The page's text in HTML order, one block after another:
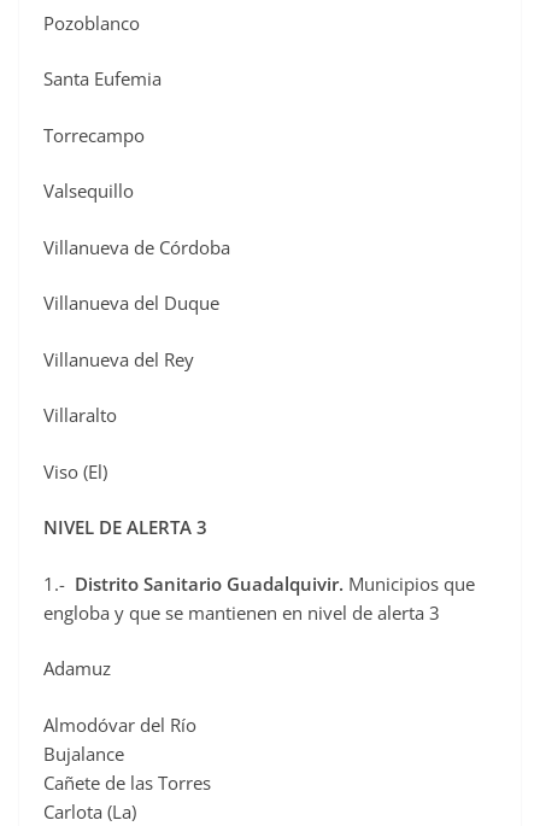
Pozoblanco
Santa Eufemia
Torrecampo
Valsequillo
Villanueva de Córdoba
Villanueva del Duque
Villanueva del Rey
Villaralto
Viso (El)
NIVEL DE ALERTA 3
1.- Distrito Sanitario Guadalquivir. Municipios que
engloba y que se mantienen en nivel de alerta 3
Adamuz
Almodóvar del Río
Bujalance
Cañete de las Torres
Carlota (La)